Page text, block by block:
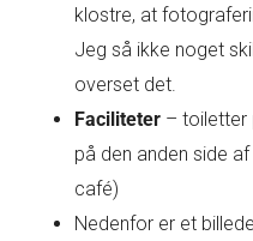
klostre, at
Jeg så ikke noget
overset det.
Faciliteter – toiletter
på den anden side
café)
Nedenfor er et